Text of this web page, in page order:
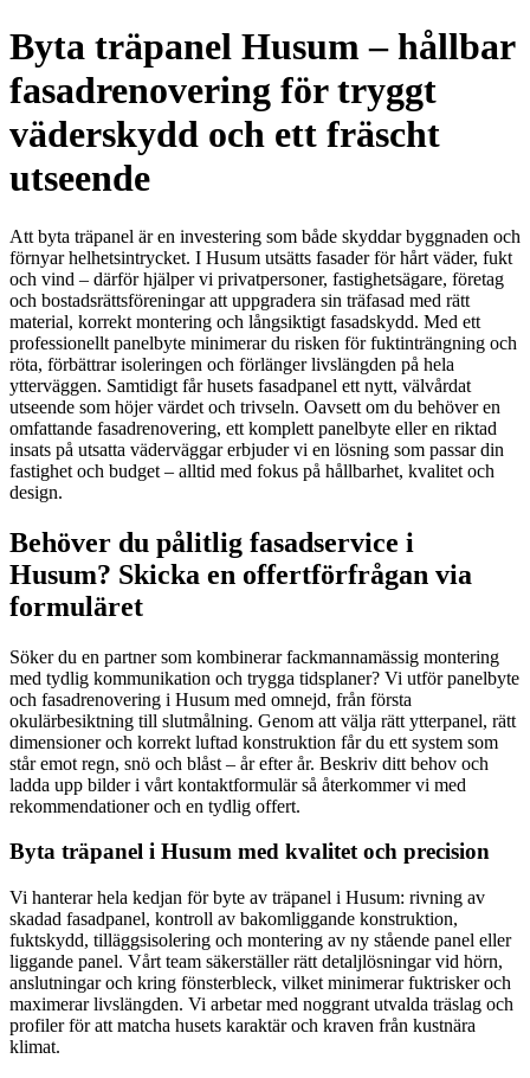
Byta träpanel Husum – hållbar
fasadrenovering för tryggt
väderskydd och ett fräscht
utseende
Att byta träpanel är en investering som både skyddar byggnaden och
förnyar helhetsintrycket. I Husum utsätts fasader för hårt väder, fukt
och vind – därför hjälper vi privatpersoner, fastighetsägare, företag
och bostadsrättsföreningar att uppgradera sin träfasad med rätt
material, korrekt montering och långsiktigt fasadskydd. Med ett
professionellt panelbyte minimerar du risken för fuktinträngning och
röta, förbättrar isoleringen och förlänger livslängden på hela
ytterväggen. Samtidigt får husets fasadpanel ett nytt, välvårdat
utseende som höjer värdet och trivseln. Oavsett om du behöver en
omfattande fasadrenovering, ett komplett panelbyte eller en riktad
insats på utsatta väderväggar erbjuder vi en lösning som passar din
fastighet och budget – alltid med fokus på hållbarhet, kvalitet och
design.
Behöver du pålitlig fasadservice i
Husum? Skicka en offertförfrågan via
formuläret
Söker du en partner som kombinerar fackmannamässig montering
med tydlig kommunikation och trygga tidsplaner? Vi utför panelbyte
och fasadrenovering i Husum med omnejd, från första
okulärbesiktning till slutmålning. Genom att välja rätt ytterpanel, rätt
dimensioner och korrekt luftad konstruktion får du ett system som
står emot regn, snö och blåst – år efter år. Beskriv ditt behov och
ladda upp bilder i vårt kontaktformulär så återkommer vi med
rekommendationer och en tydlig offert.
Byta träpanel i Husum med kvalitet och precision
Vi hanterar hela kedjan för byte av träpanel i Husum: rivning av
skadad fasadpanel, kontroll av bakomliggande konstruktion,
fuktskydd, tilläggsisolering och montering av ny stående panel eller
liggande panel. Vårt team säkerställer rätt detaljlösningar vid hörn,
anslutningar och kring fönsterbleck, vilket minimerar fuktrisker och
maximerar livslängden. Vi arbetar med noggrant utvalda träslag och
profiler för att matcha husets karaktär och kraven från kustnära
klimat.